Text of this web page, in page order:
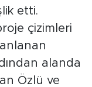
etti.
çizimleri
alanda
Özlü ve